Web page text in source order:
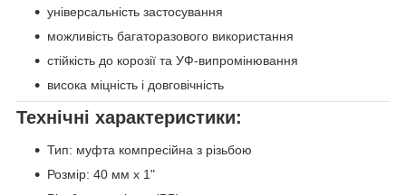
універсальність застосування
можливість багаторазового використання
стійкість до корозії та УФ-випромінювання
висока міцність і довговічність
Технічні характеристики:
Тип: муфта компресійна з різьбою
Розмір: 40 мм х 1"